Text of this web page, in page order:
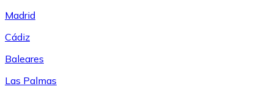
Madrid
Cádiz
Baleares
Las Palmas